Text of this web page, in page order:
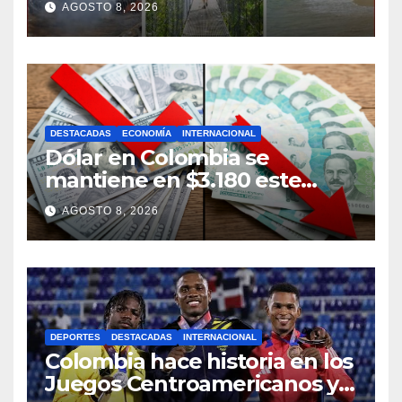
Costa Rica
AGOSTO 8, 2026
DESTACADAS ECONOMÍA INTERNACIONAL
Dólar en Colombia se
mantiene en $3.180 este
sábado
AGOSTO 8, 2026
DEPORTES DESTACADAS INTERNACIONAL
Colombia hace historia en los
Juegos Centroamericanos y